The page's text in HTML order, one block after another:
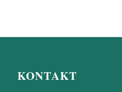
KONTAKT